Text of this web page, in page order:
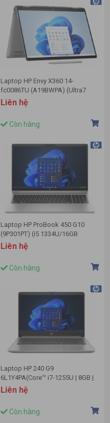
Laptop HP Envy X360 14-
fc0086TU (A19BWPA) (Ultra7
155U/32GB RAM/512GB SSD/14
2.8K Cảm ứng/Bút/Win11/Bạc)
Liên hệ
Còn hàng
Laptop HP ProBook 450 G10
(9P301PT) (i5 1334U/16GB
RAM/512GB SSD/15.6
FHD/Win11/Bạc)
Liên hệ
Còn hàng
Laptop HP 240 G9
6L1Y4PA(Core™ i7-1255U | 8GB |
256GB | Iris® Xᵉ Graphics | 14
inch FHD | Windows 11 | Bạc)
Liên hệ
Còn hàng